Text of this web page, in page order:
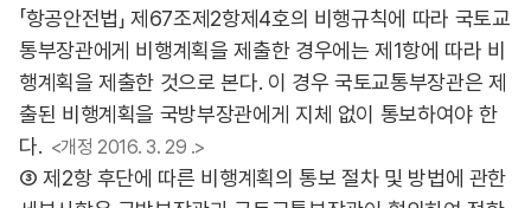
「항공안전법」 제67조제2항제4호의 비행규칙에 따라 국토교
통부장관에게 비행계획을 제출한 경우에는 제1항에 따라 비
행계획을 제출한 것으로 본다. 이 경우 국토교통부장관은 제
출된 비행계획을 국방부장관에게 지체 없이 통보하여야 한
다. <개정 2016. 3. 29 .>
③ 제2항 후단에 따른 비행계획의 통보 절차 및 방법에 관한